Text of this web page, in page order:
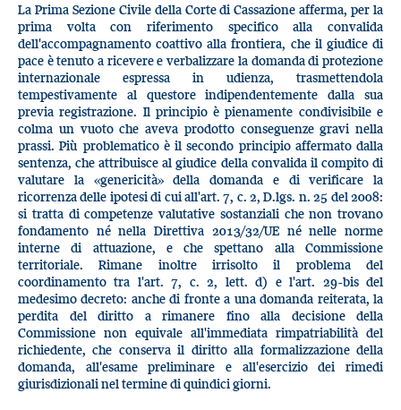
La Prima Sezione Civile della Corte di Cassazione afferma, per la
prima volta con riferimento specifico alla convalida
dell'accompagnamento coattivo alla frontiera, che il giudice di
pace è tenuto a ricevere e verbalizzare la domanda di protezione
internazionale espressa in udienza, trasmettendola
tempestivamente al questore indipendentemente dalla sua
previa registrazione. Il principio è pienamente condivisibile e
colma un vuoto che aveva prodotto conseguenze gravi nella
prassi. Più problematico è il secondo principio affermato dalla
sentenza, che attribuisce al giudice della convalida il compito di
valutare la «genericità» della domanda e di verificare la
ricorrenza delle ipotesi di cui all'art. 7, c. 2, D.lgs. n. 25 del 2008:
si tratta di competenze valutative sostanziali che non trovano
fondamento né nella Direttiva 2013/32/UE né nelle norme
interne di attuazione, e che spettano alla Commissione
territoriale. Rimane inoltre irrisolto il problema del
coordinamento tra l'art. 7, c. 2, lett. d) e l'art. 29-bis del
medesimo decreto: anche di fronte a una domanda reiterata, la
perdita del diritto a rimanere fino alla decisione della
Commissione non equivale all'immediata rimpatriabilità del
richiedente, che conserva il diritto alla formalizzazione della
domanda, all'esame preliminare e all'esercizio dei rimedi
giurisdizionali nel termine di quindici giorni.